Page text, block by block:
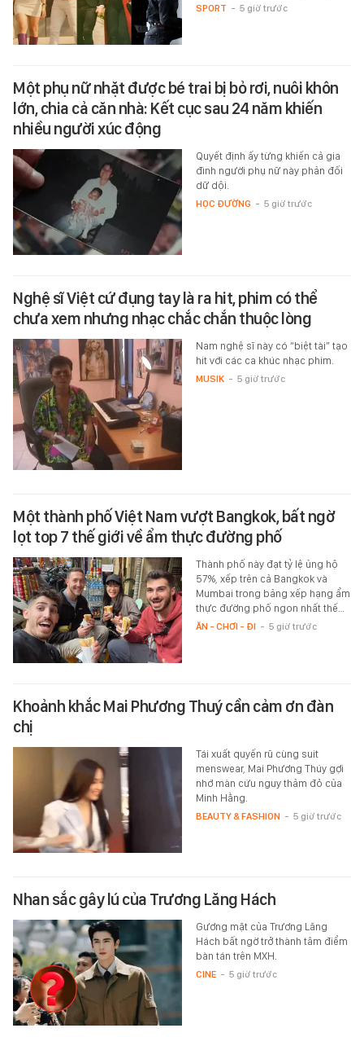
SPORT - 5 giờ trước
Một phụ nữ nhặt được bé trai bị bỏ rơi, nuôi khôn
lớn, chia cả căn nhà: Kết cục sau 24 năm khiến
nhiều người xúc động
Quyết định ấy từng khiến cả gia
đình người phụ nữ này phản đối
dữ dội.
HỌC ĐƯỜNG - 5 giờ trước
Nghệ sĩ Việt cứ đụng tay là ra hit, phim có thể
chưa xem nhưng nhạc chắc chắn thuộc lòng
Nam nghệ sĩ này có “biệt tài” tạo
hit với các ca khúc nhạc phim.
MUSIK - 5 giờ trước
Một thành phố Việt Nam vượt Bangkok, bất ngờ
lọt top 7 thế giới về ẩm thực đường phố
Thành phố này đạt tỷ lệ ủng hộ
57%, xếp trên cả Bangkok và
Mumbai trong bảng xếp hạng ẩm
thực đường phố ngon nhất thế…
ĂN - CHƠI - ĐI - 5 giờ trước
Khoảnh khắc Mai Phương Thuý cần cảm ơn đàn
chị
Tái xuất quyến rũ cùng suit
menswear, Mai Phương Thúy gợi
nhớ màn cứu nguy thảm đỏ của
Minh Hằng.
BEAUTY & FASHION - 5 giờ trước
Nhan sắc gây lú của Trương Lăng Hách
Gương mặt của Trương Lăng
Hách bất ngờ trở thành tâm điểm
bàn tán trên MXH.
CINE - 5 giờ trước